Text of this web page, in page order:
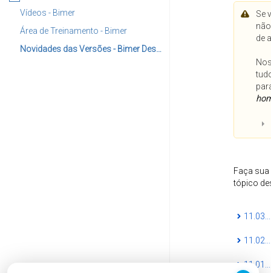
Vídeos - Bimer
Área de Treinamento - Bimer
Novidades das Versões - Bimer Desktop
Se
de
Faça
tópico
11.03...
11.02...
11.01...